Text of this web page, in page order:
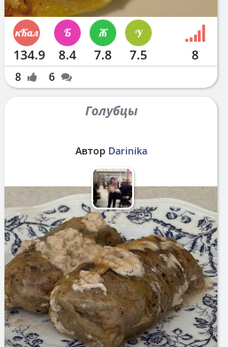
134.9 8.4 7.8 7.5 8
8 6
Голубцы
Автор Darinika